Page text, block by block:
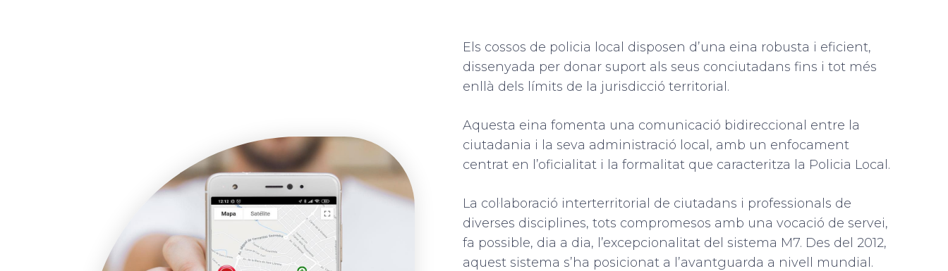
Els cossos de policia local disposen d’una eina robusta i eficient,
dissenyada per donar suport als seus conciutadans fins i tot més
enllà dels límits de la jurisdicció territorial.
Aquesta eina fomenta una comunicació bidireccional entre la
ciutadania i la seva administració local, amb un enfocament
centrat en l’oficialitat i la formalitat que caracteritza la Policia Local.
La col·laboració interterritorial de ciutadans i professionals de
diverses disciplines, tots compromesos amb una vocació de servei,
fa possible, dia a dia, l’excepcionalitat del sistema M7. Des del 2012,
aquest sistema s’ha posicionat a l’avantguarda a nivell mundial.